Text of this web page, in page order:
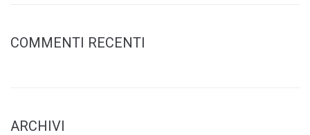
COMMENTI RECENTI
ARCHIVI